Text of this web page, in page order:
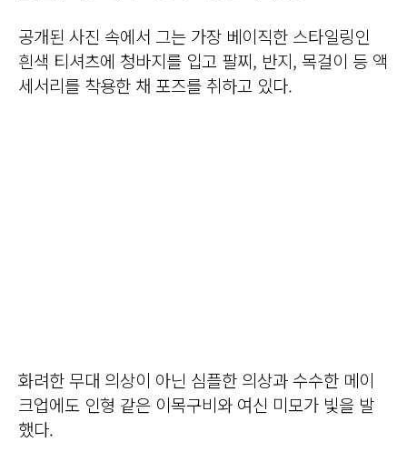
공개된 사진 속에서 그는 가장 베이직한 스타일링인
흰색 티셔츠에 청바지를 입고 팔찌, 반지, 목걸이 등 액
세서리를 착용한 채 포즈를 취하고 있다.
화려한 무대 의상이 아닌 심플한 의상과 수수한 메이
크업에도 인형 같은 이목구비와 여신 미모가 빛을 발
했다.